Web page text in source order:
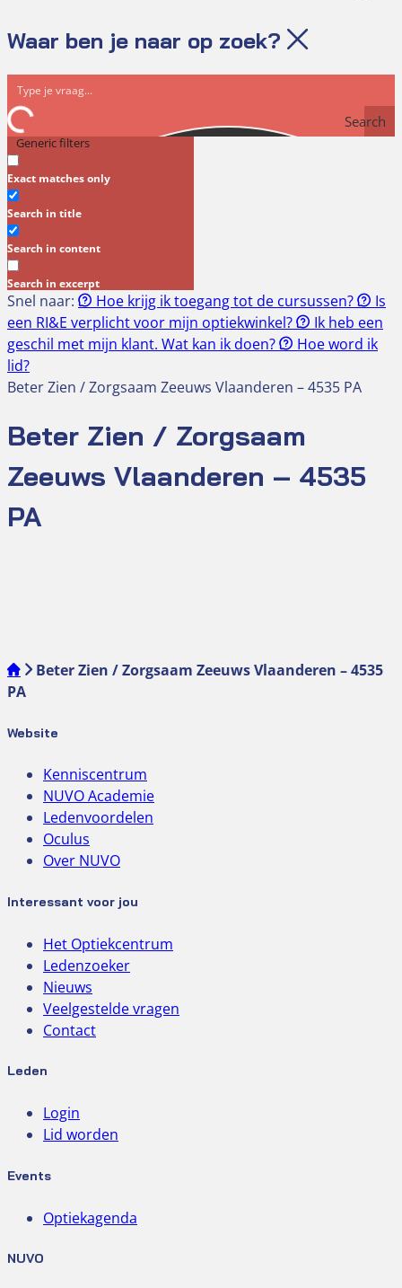
Waar ben je naar op zoek?
Search
Generic filters
Exact matches only
Search in title
Search in content
Search in excerpt
Snel naar: Hoe krijg ik toegang tot de cursussen?
Is
een RI&E verplicht voor mijn optiekwinkel?
Ik heb een
geschil met mijn klant. Wat kan ik doen?
Hoe word ik
lid?
Beter Zien / Zorgsaam Zeeuws Vlaanderen – 4535 PA
Beter Zien / Zorgsaam
Zeeuws Vlaanderen – 4535
PA
Beter Zien / Zorgsaam Zeeuws Vlaanderen – 4535
PA
Website
Kenniscentrum
NUVO Academie
Ledenvoordelen
Oculus
Over NUVO
Interessant voor jou
Het Optiekcentrum
Ledenzoeker
Nieuws
Veelgestelde vragen
Contact
Leden
Login
Lid worden
Events
Optiekagenda
NUVO